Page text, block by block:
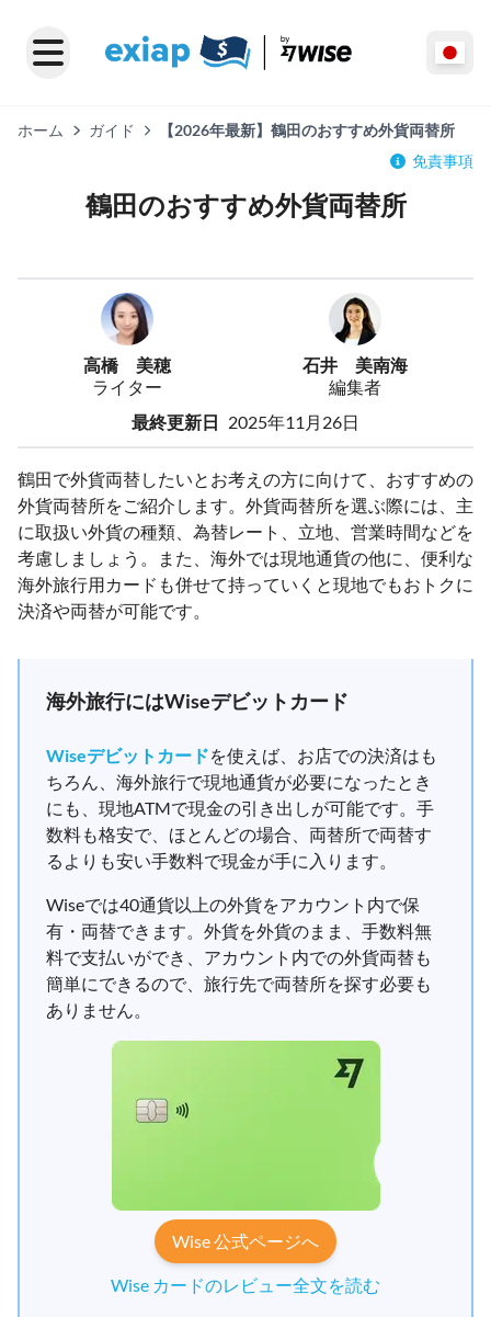
ホーム ガイド
【2026年最新】鶴田のおすすめ外貨両替所
免責事項
鶴田のおすすめ外貨両替所
高橋 美穂
ライター
石井 美南海
編集者
最終更新日 2025年11月26日
鶴田で外貨両替したいとお考えの方に向けて、おすすめの
外貨両替所をご紹介します。外貨両替所を選ぶ際には、主
に取扱い外貨の種類、為替レート、立地、営業時間などを
考慮しましょう。また、海外では現地通貨の他に、便利な
海外旅行用カードも併せて持っていくと現地でもおトクに
決済や両替が可能です。
海外旅行にはWiseデビットカード
Wiseデビットカードを使えば、お店での決済はも
ちろん、海外旅行で現地通貨が必要になったとき
にも、現地ATMで現金の引き出しが可能です。手
数料も格安で、ほとんどの場合、両替所で両替す
るよりも安い手数料で現金が手に入ります。
Wiseでは40通貨以上の外貨をアカウント内で保
有・両替できます。外貨を外貨のまま、手数料無
料で支払いができ、アカウント内での外貨両替も
簡単にできるので、旅行先で両替所を探す必要も
ありません。
Wise 公式ページへ
Wise カードのレビュー全文を読む